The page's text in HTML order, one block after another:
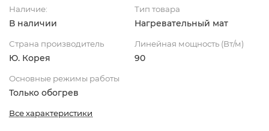
Наличие:
В наличии
Тип товара
Нагревательный мат
Страна производитель
Ю. Корея
Линейная мощность (Вт/м)
90
Основные режимы работы
Только обогрев
Все характеристики